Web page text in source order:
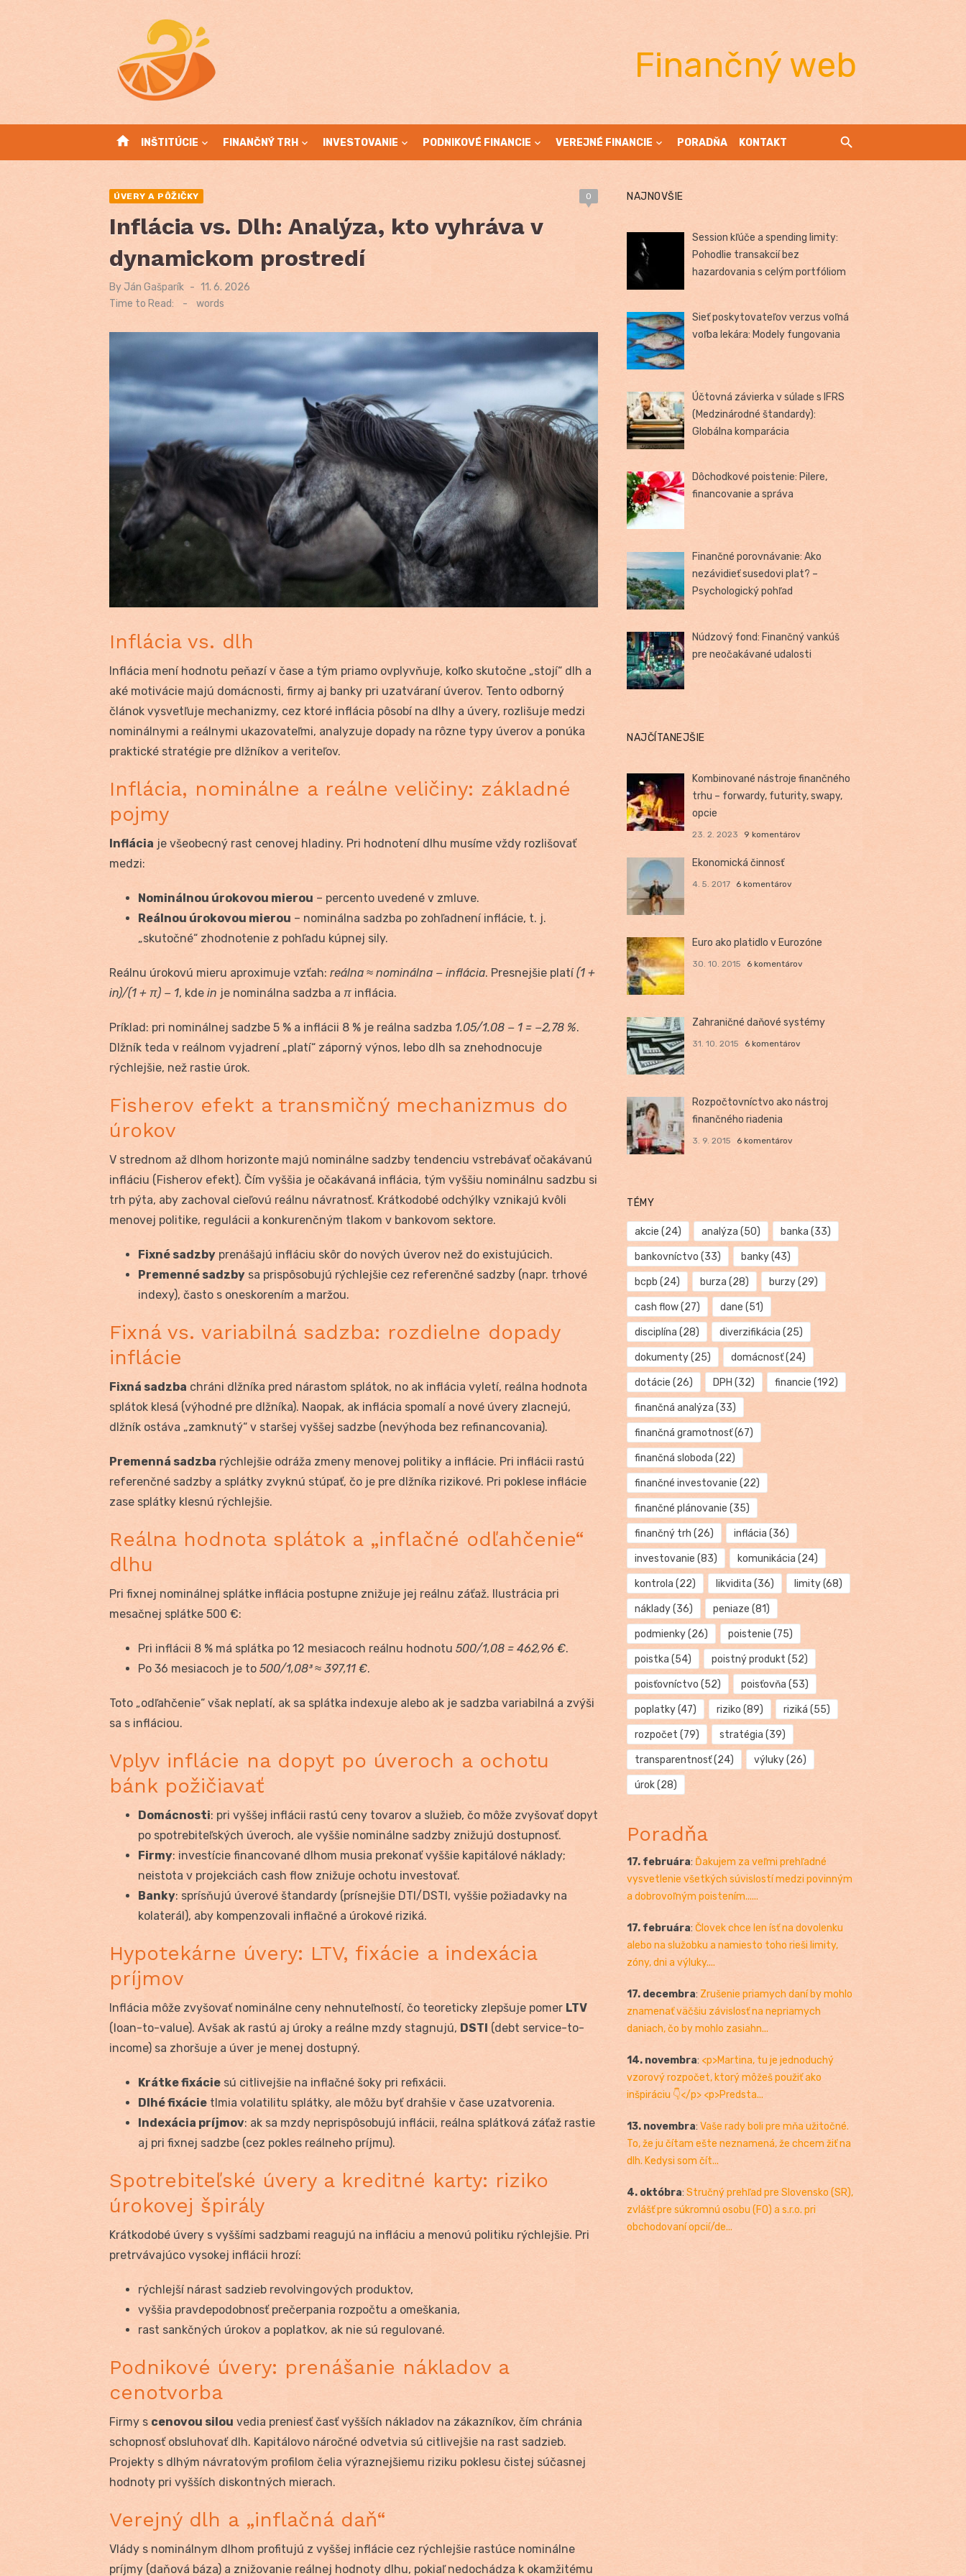
Finančný web
home INŠTITÚCIE FINANČNÝ TRH INVESTOVANIE PODNIKOVÉ FINANCIE VEREJNÉ FINANCIE PORADŇA KONTAKT
ÚVERY A PÔŽIČKY 0
Inflácia vs. Dlh: Analýza, kto vyhráva v
dynamickom prostredí
By Ján Gašparík
Posted
on
11. 6. 2026
Time to Read:
- words
Inflácia vs. dlh
Inflácia mení hodnotu peňazí v čase a tým priamo ovplyvňuje, koľko skutočne „stojí“ dlh a
aké motivácie majú domácnosti, firmy aj banky pri uzatváraní úverov. Tento odborný
článok vysvetľuje mechanizmy, cez ktoré inflácia pôsobí na dlhy a úvery, rozlišuje medzi
nominálnymi a reálnymi ukazovateľmi, analyzuje dopady na rôzne typy úverov a ponúka
praktické stratégie pre dlžníkov a veriteľov.
Inflácia, nominálne a reálne veličiny: základné
pojmy
Inflácia je všeobecný rast cenovej hladiny. Pri hodnotení dlhu musíme vždy rozlišovať
medzi:
Nominálnou úrokovou mierou – percento uvedené v zmluve.
Reálnou úrokovou mierou – nominálna sadzba po zohľadnení inflácie, t. j.
„skutočné“ zhodnotenie z pohľadu kúpnej sily.
Reálnu úrokovú mieru aproximuje vzťah: reálna ≈ nominálna − inflácia. Presnejšie platí(1 +
in)/(1 + π) − 1, kde in je nominálna sadzba a π inflácia.
Príklad: pri nominálnej sadzbe 5 % a inflácii 8 % je reálna sadzba 1.05/1.08 − 1 = −2,78 %.
Dlžník teda v reálnom vyjadrení „platí“ záporný výnos, lebo dlh sa znehodnocuje
rýchlejšie, než rastie úrok.
Fisherov efekt a transmičný mechanizmus do
úrokov
V strednom až dlhom horizonte majú nominálne sadzby tendenciu vstrebávať očakávanú
infláciu (Fisherov efekt). Čím vyššia je očakávaná inflácia, tým vyššiu nominálnu sadzbu si
trh pýta, aby zachoval cieľovú reálnu návratnosť. Krátkodobé odchýlky vznikajú kvôli
menovej politike, regulácii a konkurenčným tlakom v bankovom sektore.
Fixné sadzby prenášajú infláciu skôr do nových úverov než do existujúcich.
Premenné sadzby sa prispôsobujú rýchlejšie cez referenčné sadzby (napr. trhové
indexy), často s oneskorením a maržou.
Fixná vs. variabilná sadzba: rozdielne dopady
inflácie
Fixná sadzba chráni dlžníka pred nárastom splátok, no ak inflácia vyletí, reálna hodnota
splátok klesá (výhodné pre dlžníka). Naopak, ak inflácia spomalí a nové úvery zlacnejú,
dlžník ostáva „zamknutý“ v staršej vyššej sadzbe (nevýhoda bez refinancovania).
Premenná sadzba rýchlejšie odráža zmeny menovej politiky a inflácie. Pri inflácii rastú
referenčné sadzby a splátky zvyknú stúpať, čo je pre dlžníka rizikové. Pri poklese inflácie
zase splátky klesnú rýchlejšie.
Reálna hodnota splátok a „inflačné odľahčenie“
dlhu
Pri fixnej nominálnej splátke inflácia postupne znižuje jej reálnu záťaž. Ilustrácia pri
mesačnej splátke 500 €:
Pri inflácii 8 % má splátka po 12 mesiacoch reálnu hodnotu 500/1,08 = 462,96 €.
Po 36 mesiacoch je to 500/1,08³ ≈ 397,11 €.
Toto „odľahčenie“ však neplatí, ak sa splátka indexuje alebo ak je sadzba variabilná a zvýši
sa s infláciou.
Vplyv inflácie na dopyt po úveroch a ochotu
bánk požičiavať
Domácnosti: pri vyššej inflácii rastú ceny tovarov a služieb, čo môže zvyšovať dopyt
po spotrebiteľských úveroch, ale vyššie nominálne sadzby znižujú dostupnosť.
Firmy: investície financované dlhom musia prekonať vyššie kapitálové náklady;
neistota v projekciách cash flow znižuje ochotu investovať.
Banky: sprísňujú úverové štandardy (prísnejšie DTI/DSTI, vyššie požiadavky na
kolaterál), aby kompenzovali inflačné a úrokové riziká.
Hypotekárne úvery: LTV, fixácie a indexácia
príjmov
Inflácia môže zvyšovať nominálne ceny nehnuteľností, čo teoreticky zlepšuje pomer LTV
(loan-to-value). Avšak ak rastú aj úroky a reálne mzdy stagnujú, DSTI (debt service-to-
income) sa zhoršuje a úver je menej dostupný.
Krátke fixácie sú citlivejšie na inflačné šoky pri refixácii.
Dlhé fixácie tlmia volatilitu splátky, ale môžu byť drahšie v čase uzatvorenia.
Indexácia príjmov: ak sa mzdy neprispôsobujú inflácii, reálna splátková záťaž rastie
aj pri fixnej sadzbe (cez pokles reálneho príjmu).
Spotrebiteľské úvery a kreditné karty: riziko
úrokovej špirály
Krátkodobé úvery s vyššími sadzbami reagujú na infláciu a menovú politiku rýchlejšie. Pri
pretrvávajúco vysokej inflácii hrozí:
rýchlejší nárast sadzieb revolvingových produktov,
vyššia pravdepodobnosť prečerpania rozpočtu a omeškania,
rast sankčných úrokov a poplatkov, ak nie sú regulované.
Podnikové úvery: prenášanie nákladov a
cenotvorba
Firmy s cenovou silou vedia preniesť časť vyšších nákladov na zákazníkov, čím chránia
schopnosť obsluhovať dlh. Kapitálovo náročné odvetvia sú citlivejšie na rast sadzieb.
Projekty s dlhým návratovým profilom čelia výraznejšiemu riziku poklesu čistej súčasnej
hodnoty pri vyšších diskontných mierach.
Verejný dlh a „inflačná daň“
Vlády s nominálnym dlhom profitujú z vyššej inflácie cez rýchlejšie rastúce nominálne
príjmy (daňová báza) a znižovanie reálnej hodnoty dlhu, pokiaľ nedochádza k okamžitému
NAJNOVŠIE
Session kľúče a spending limity:
Pohodlie transakcií bez
hazardovania s celým portfóliom
Sieť poskytovateľov verzus voľná
voľba lekára: Modely fungovania
Účtovná závierka v súlade s IFRS
(Medzinárodné štandardy):
Globálna komparácia
Dôchodkové poistenie: Pilere,
financovanie a správa
Finančné porovnávanie: Ako
nezávidieť susedovi plat? –
Psychologický pohľad
Núdzový fond: Finančný vankúš
pre neočakávané udalosti
NAJČÍTANEJŠIE
Kombinované nástroje finančného
trhu – forwardy, futurity, swapy,
opcie
23. 2. 2023 9 komentárov
Ekonomická činnosť
4. 5. 2017 6 komentárov
Euro ako platidlo v Eurozóne
30. 10. 2015 6 komentárov
Zahraničné daňové systémy
31. 10. 2015 6 komentárov
Rozpočtovníctvo ako nástroj
finančného riadenia
3. 9. 2015 6 komentárov
TÉMY
akcie (24) analýza (50) banka (33)
bankovníctvo (33) banky(43)
bcpb (24) burza (28) burzy(29)
cash flow(27) dane (51)
disciplína (28) diverzifikácia (25)
dokumenty(25) domácnosť(24)
dotácie (26) DPH (32) financie (192)
finančná analýza (33)
finančná gramotnosť(67)
finančná sloboda (22)
finančné investovanie (22)
finančné plánovanie (35)
finančný trh (26) inflácia (36)
investovanie (83) komunikácia (24)
kontrola (22) likvidita (36) limity(68)
náklady(36) peniaze (81)
podmienky(26) poistenie (75)
poistka (54) poistný produkt (52)
poisťovníctvo (52) poisťovňa (53)
poplatky(47) riziko (89) riziká (55)
rozpočet (79) stratégia (39)
transparentnosť(24) výluky(26)
úrok(28)
Poradňa
17. februára: Ďakujem za veľmi prehľadné
vysvetlenie všetkých súvislostí medzi povinným
a dobrovoľným poistením......
17. februára: Človek chce len ísť na dovolenku
alebo na služobku a namiesto toho rieši limity,
zóny, dni a výluky....
17. decembra: Zrušenie priamych daní by mohlo
znamenať väčšiu závislosť na nepriamych
daniach, čo by mohlo zasiahn...
14. novembra: <p>Martina, tu je jednoduchý
vzorový rozpočet, ktorý môžeš použiť ako
inšpiráciu 👇</p> <p>Predsta...
13. novembra: Vaše rady boli pre mňa užitočné.
To, že ju čítam ešte neznamená, že chcem žiť na
dlh. Kedysi som čít...
4. októbra: Stručný prehľad pre Slovensko (SR),
zvlášť pre súkromnú osobu (FO) a s.r.o. pri
obchodovaní opcií/de...